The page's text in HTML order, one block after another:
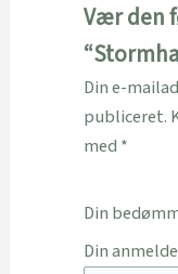
Vær den
Din e-
publiceret.
med *
Din
Din